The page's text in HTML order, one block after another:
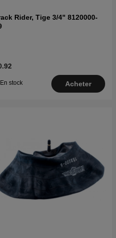
Rider, Tige 3/4" 8120000-
En stock Acheter